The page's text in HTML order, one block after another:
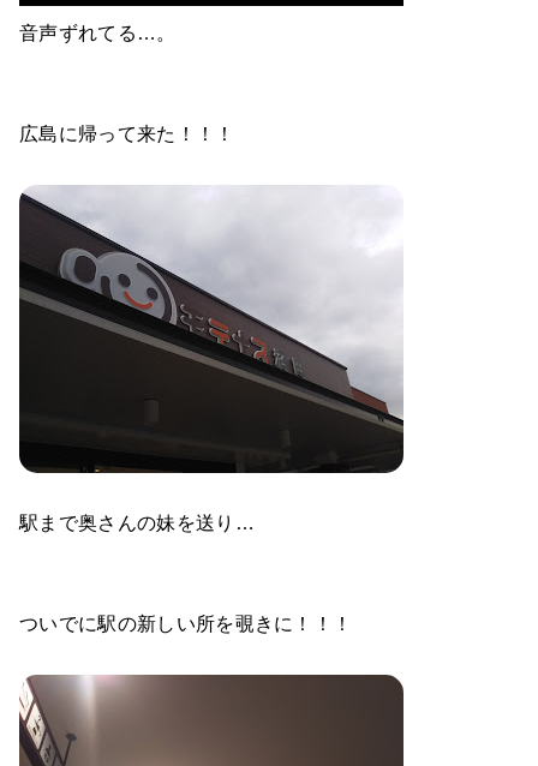
音声ずれてる…。
広島に帰って来た！！！
駅まで奥さんの妹を送り…
ついでに駅の新しい所を覗きに！！！